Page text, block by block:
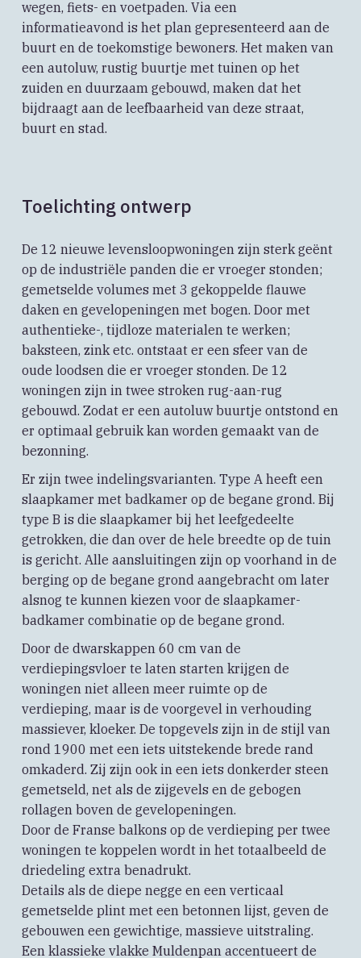
wegen, fiets- en voetpaden. Via een
informatieavond is het plan gepresenteerd aan de
buurt en de toekomstige bewoners. Het maken van
een autoluw, rustig buurtje met tuinen op het
zuiden en duurzaam gebouwd, maken dat het
bijdraagt aan de leefbaarheid van deze straat,
buurt en stad.
Toelichting ontwerp
De 12 nieuwe levensloopwoningen zijn sterk geënt
op de industriële panden die er vroeger stonden;
gemetselde volumes met 3 gekoppelde flauwe
daken en gevelopeningen met bogen. Door met
authentieke-, tijdloze materialen te werken;
baksteen, zink etc. ontstaat er een sfeer van de
oude loodsen die er vroeger stonden. De 12
woningen zijn in twee stroken rug-aan-rug
gebouwd. Zodat er een autoluw buurtje ontstond en
er optimaal gebruik kan worden gemaakt van de
bezonning.
Er zijn twee indelingsvarianten. Type A heeft een
slaapkamer met badkamer op de begane grond. Bij
type B is die slaapkamer bij het leefgedeelte
getrokken, die dan over de hele breedte op de tuin
is gericht. Alle aansluitingen zijn op voorhand in de
berging op de begane grond aangebracht om later
alsnog te kunnen kiezen voor de slaapkamer-
badkamer combinatie op de begane grond.
Door de dwarskappen 60 cm van de
verdiepingsvloer te laten starten krijgen de
woningen niet alleen meer ruimte op de
verdieping, maar is de voorgevel in verhouding
massiever, kloeker. De topgevels zijn in de stijl van
rond 1900 met een iets uitstekende brede rand
omkaderd. Zij zijn ook in een iets donkerder steen
gemetseld, net als de zijgevels en de gebogen
rollagen boven de gevelopeningen.
Door de Franse balkons op de verdieping per twee
woningen te koppelen wordt in het totaalbeeld de
driedeling extra benadrukt.
Details als de diepe negge en een verticaal
gemetselde plint met een betonnen lijst, geven de
gebouwen een gewichtige, massieve uitstraling.
Een klassieke vlakke Muldenpan accentueert de